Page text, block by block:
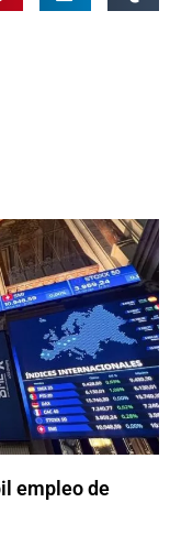
empleo de